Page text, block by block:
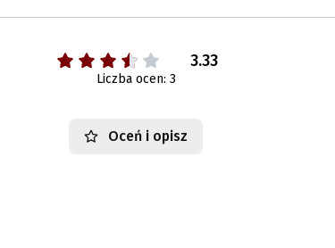
3.33
Liczba ocen: 3
Oceń i opisz